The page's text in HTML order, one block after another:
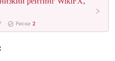
Риски 2